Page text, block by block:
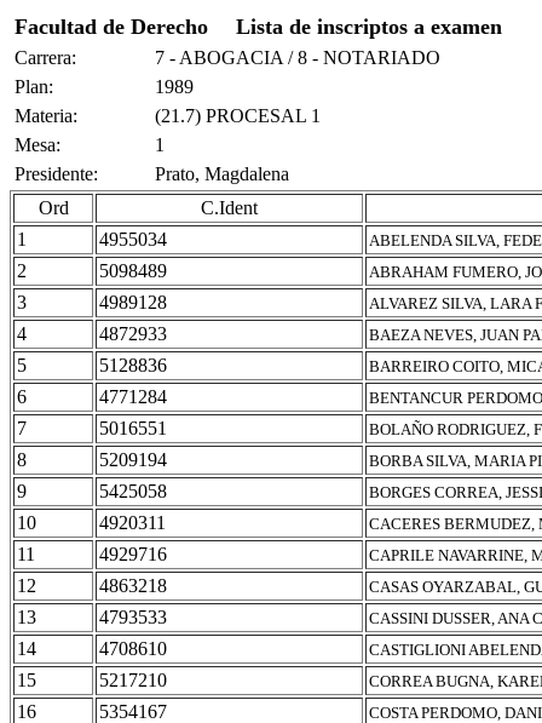
Facultad de Derecho Lista de inscriptos a examen
Carrera:
7 - ABOGACIA / 8 - NOTARIADO
Plan:
1989
Materia:
(21.7) PROCESAL 1
Mesa:
1
Presidente:
Prato, Magdalena
Ord
C.Ident
1
4955034 ABELENDA SILVA,
2 5098489 ABRAHAM FUMERO,
3 4989128 ALVAREZ SILVA, LARA
4 4872933 BAEZA NEVES, JUAN
5 5128836 BARREIRO COITO,
6 4771284 BENTANCUR
7 5016551 BOLAÑO RODRIGUEZ,
8 5209194 BORBA SILVA, MARIA
9 5425058 BORGES CORREA,
10 4920311 CACERES
11 4929716 CAPRILE NAVARRINE,
12 4863218 CASAS OYARZABAL,
13 4793533 CASSINI DUSSER, ANA
14 4708610 CASTIGLIONI
15 5217210 CORREA BUGNA,
16 5354167 COSTA PERDOMO,